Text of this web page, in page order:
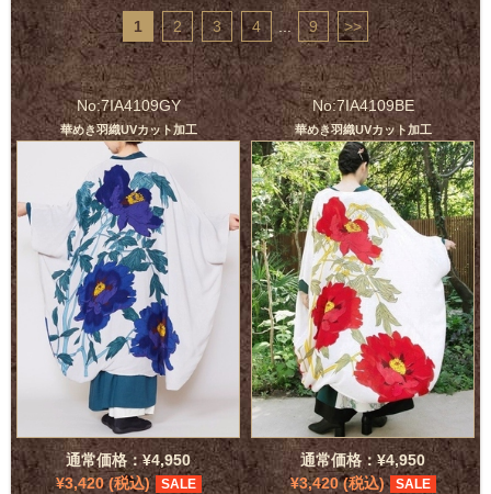
1 2 3 4 ... 9 >>
No:7IA4109GY
華めき羽織UVカット加工
通常価格：¥4,950
¥3,420 (税込)
SALE
No:7IA4109BE
華めき羽織UVカット加工
通常価格：¥4,950
¥3,420 (税込)
SALE